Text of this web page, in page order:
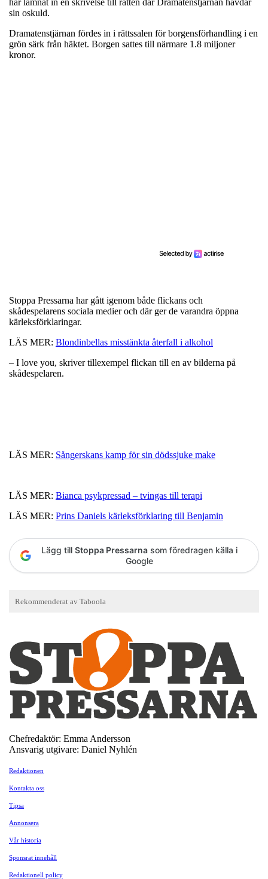
sin oskuld.
Dramatenstjärnan fördes in i rättssalen för borgensförhandling i en
grön särk från häktet. Borgen sattes till närmare 1.8 miljoner
kronor.
Stoppa Pressarna har gått igenom både flickans och
skådespelarens sociala medier och där ger de varandra öppna
kärleksförklaringar.
LÄS MER: Blondinbellas misstänkta återfall i alkohol
– I love you, skriver tillexempel flickan till en av bilderna på
skådespelaren.
LÄS MER: Sångerskans kamp för sin dödssjuke make
LÄS MER: Bianca psykpressad – tvingas till terapi
LÄS MER: Prins Daniels kärleksförklaring till Benjamin
Lägg till Stoppa Pressarna som föredragen källa i
Google
Chefredaktör: Emma Andersson
Ansvarig utgivare: Daniel Nyhlén
Redaktionen
Kontakta oss
Tipsa
Annonsera
Vår historia
Sponsrat innehåll
Redaktionell policy